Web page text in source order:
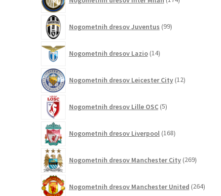
izdelkov
Nogometnih dresov Juventus 99izdelkov
Nogometnih dresov Lazio 14izdelkov
Nogometnih dresov Leicester City 12izdelkov
Nogometnih dresov Lille OSC 5izdelkov
Nogometnih dresov Liverpool 168izdelkov
Nogometnih dresov Manchester City 269izdelkov
Nogometnih dresov Manchester United 264